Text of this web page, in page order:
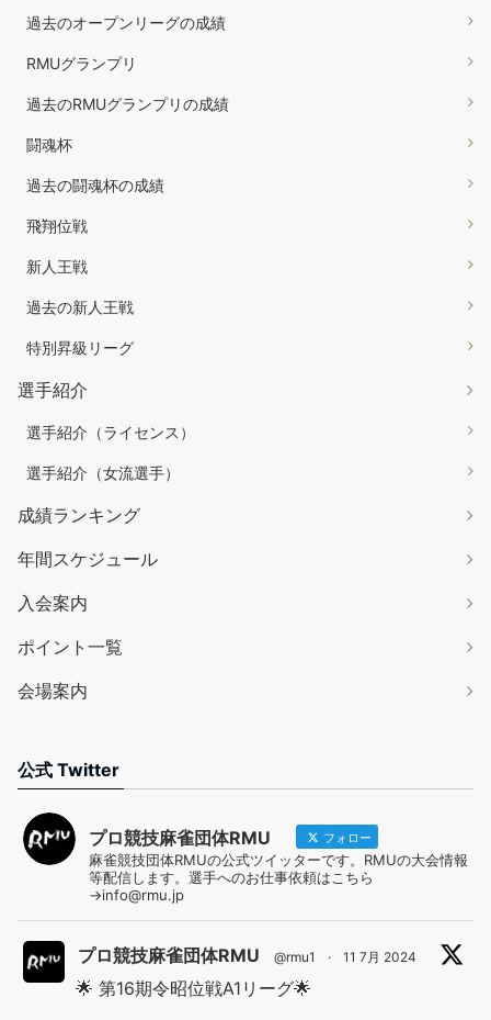
過去のオープンリーグの成績
RMUグランプリ
過去のRMUグランプリの成績
闘魂杯
過去の闘魂杯の成績
飛翔位戦
新人王戦
過去の新人王戦
特別昇級リーグ
選手紹介
選手紹介（ライセンス）
選手紹介（女流選手）
成績ランキング
年間スケジュール
入会案内
ポイント一覧
会場案内
公式 Twitter
プロ競技麻雀団体RMU フォロー
麻雀競技団体RMUの公式ツイッターです。RMUの大会情報
等配信します。選手へのお仕事依頼はこちら
→info@rmu.jp
プロ競技麻雀団体RMU @rmu1 · 11 7月 2024
🌟 第16期令昭位戦A1リーグ🌟